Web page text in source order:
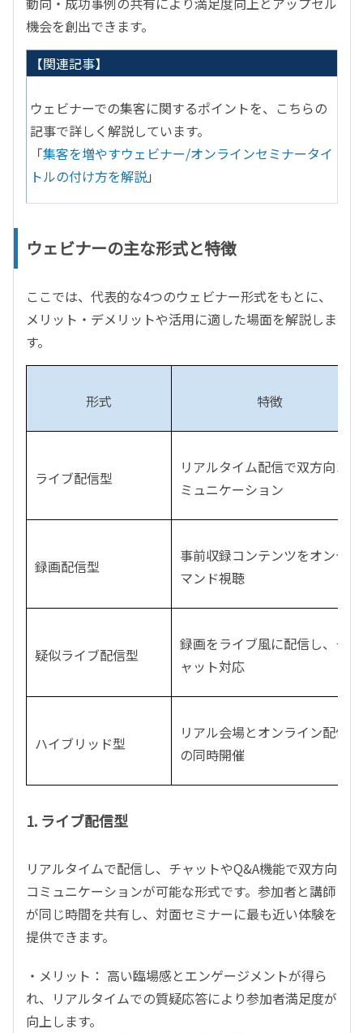
機会を創出できます。
【関連記事】
ウェビナーでの集客に関するポイントを、こちらの
記事で詳しく解説しています。
「集客を増やすウェビナー/オンラインセミナータイ
トルの付け方を解説」
ウェビナーの主な形式と特徴
ここでは、代表的な4つのウェビナー形式をもとに、
メリット・デメリットや活用に適した場面を解説しま
す。
形式 特徴
ライブ配信型
リアルタイム配信で双方向コ
ミュニケーション
録画配信型
事前収録コンテンツをオンデ
マンド視聴
疑似ライブ配信型
録画をライブ風に配信し、チ
ャット対応
ハイブリッド型
リアル会場とオンライン配信
の同時開催
1. ライブ配信型
リアルタイムで配信し、チャットやQ&A機能で双方向
コミュニケーションが可能な形式です。参加者と講師
が同じ時間を共有し、対面セミナーに最も近い体験を
提供できます。
・メリット： 高い臨場感とエンゲージメントが得ら
れ、リアルタイムでの質疑応答により参加者満足度が
向上します。